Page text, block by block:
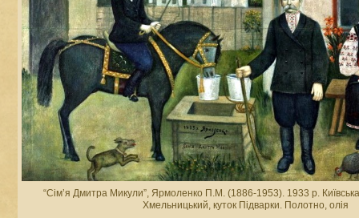
“Сім’я Дмитра Микули”, Ярмоленко П.М. (1886-1953). 1933 р.
Хмельницький, куток Підварки. Полотно, олія